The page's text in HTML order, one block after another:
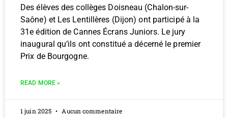
Des élèves des collèges Doisneau (Chalon-sur-
Saône) et Les Lentillères (Dijon) ont participé à la
31e édition de Cannes Écrans Juniors. Le jury
inaugural qu’ils ont constitué a décerné le premier
Prix de Bourgogne.
READ MORE »
1 juin 2025 Aucun commentaire